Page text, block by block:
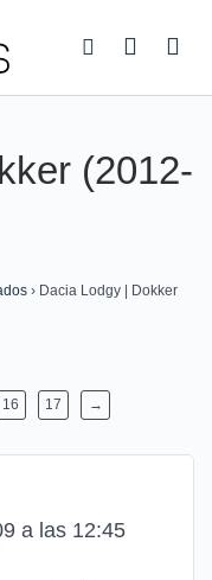
(2012-
› Dacia Lodgy | Dokker
16 17 →
a las 12:45